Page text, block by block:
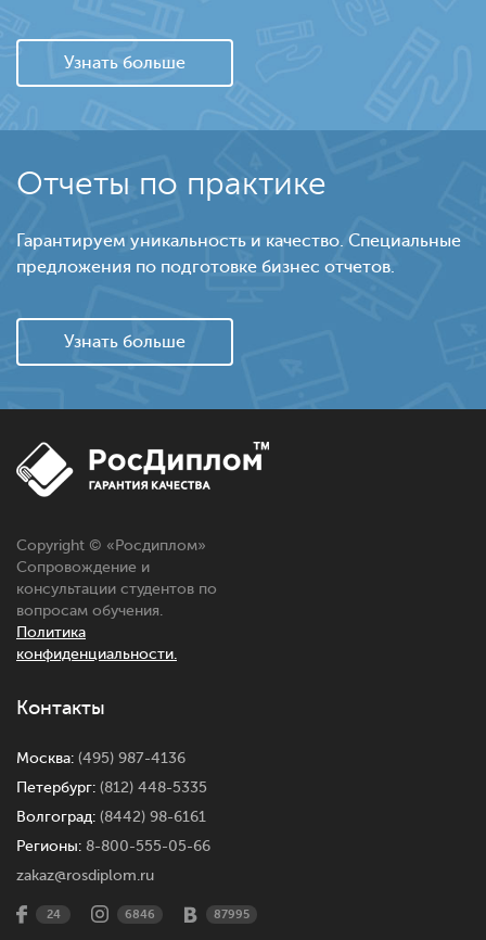
Узнать больше
Отчеты по практике
Гарантируем уникальность и качество. Специальные
предложения по подготовке бизнес отчетов.
Узнать больше
Copyright © « Росдиплом»
Сопровождение и
консультации студентов по
вопросам обучения.
Политика
конфиденциальности.
Контакты
Москва: (495) 987-4136
Петербург: (812) 448-5335
Волгоград: (8442) 98-6161
Регионы: 8-800-555-05-66
zakaz@rosdiplom.ru
24 6846 87995